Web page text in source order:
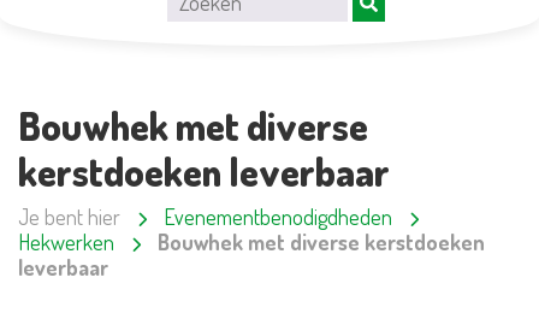
Bouwhek met diverse
kerstdoeken leverbaar
Je bent hier
Evenementbenodigdheden
Hekwerken
Bouwhek met diverse kerstdoeken
leverbaar